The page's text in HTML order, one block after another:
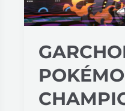
análisis
competitivo
mejores
builds